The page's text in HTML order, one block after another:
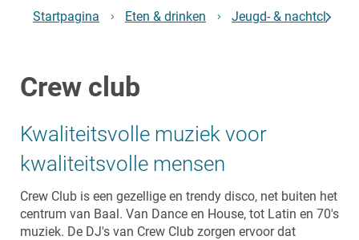
Startpagina Eten & drinken Jeugd- & nachtclubs
Crew club
Kwaliteitsvolle muziek voor
kwaliteitsvolle mensen
Crew Club is een gezellige en trendy disco, net buiten het
centrum van Baal. Van Dance en House, tot Latin en 70's
muziek. De DJ's van Crew Club zorgen ervoor dat